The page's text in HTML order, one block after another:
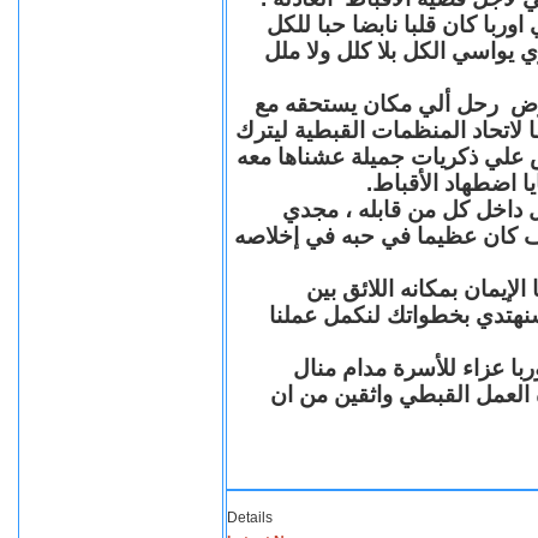
كان قلبا نابضا حبا للكل
يواسي الكل بلا كلل ولا ملل
رحل ألي مكان يستحقه مع
المنظمات القبطية ليترك
علي ذكريات جميلة عشناها معه
اضطهاد الأقباط.
داخل كل من قابله ، مجدي
عظيما في حبه في إخلاصه
بمكانه اللائق بين
بخطواتك لنكمل عملنا
عزاء للأسرة مدام منال
العمل القبطي واثقين من ان
Details